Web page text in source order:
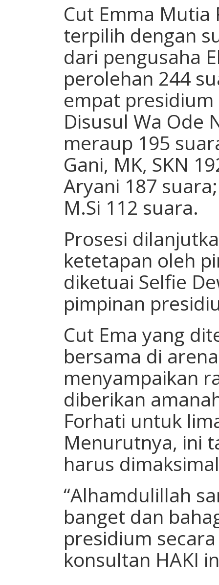
Cut Emma Mutia
terpilih dengan
dari pengusaha
perolehan 244
empat
Disusul Wa Ode
meraup 195
Gani, MK, SKN
Aryani 187
M.Si 112 suara.
Prosesi
ketetapan oleh
diketuai Selfie
pimpinan
Cut Ema yang
bersama di
menyampaikan
diberikan
Forhati untuk
Menurutnya, ini
harus
“Alhamdulillah
banget dan
presidium
konsultan HAKI